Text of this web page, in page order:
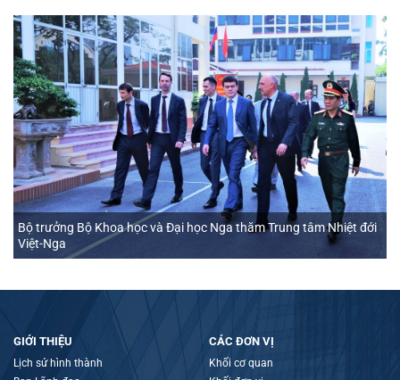
Bộ trưởng Bộ Khoa học và Đại học Nga thăm Trung tâm Nhiệt đới
Việt-Nga
GIỚI THIỆU
Lịch sử hình thành
CÁC ĐƠN VỊ
Khối cơ quan